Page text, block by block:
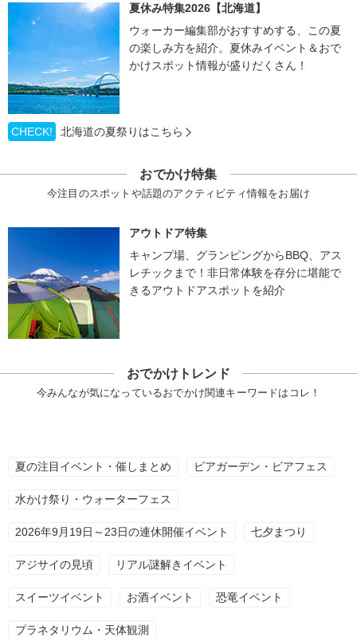
夏休み特集2026【北海道】
ウォーカー編集部がおすすめする、この夏
の楽しみ方を紹介。夏休みイベント＆おで
かけスポット情報が盛りだくさん！
CHECK! 北海道の夏祭りはこちら
おでかけ特集
今注目のスポットや話題のアクティビティ情報をお届け
アウトドア特集
キャンプ場、グランピングからBBQ、アス
レチックまで！非日常体験を存分に堪能で
きるアウトドアスポットを紹介
おでかけトレンド
今みんなが気になっているおでかけ関連キーワードはコレ！
夏の注目イベント・催しまとめ ビアガーデン・ビアフェス
水かけ祭り・ウォーターフェス
2026年9月19日～23日の連休開催イベント 七夕まつり
アジサイの見頃 リアル謎解きイベント
スイーツイベント お酒イベント 恐竜イベント
プラネタリウム・天体観測